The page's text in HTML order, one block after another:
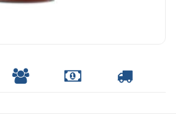
INDIQUE
FORMAS
CALCULAR
FRETE